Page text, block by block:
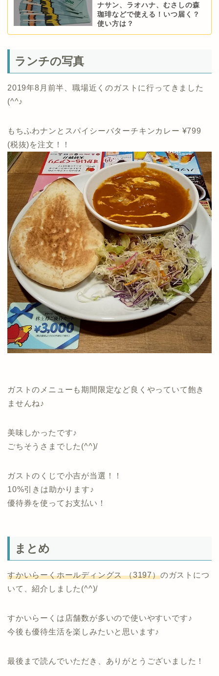
ナサン、ラオハナ、むさしの森
珈琲などで使える！いつ届く？
使い方は？
ランチの写真
2019年8月前半、職場近くのガストに行ってきました
(^^♪
もちふわナンとスパイシーバターチキンカレー ¥799
(税抜)を注文！！
ガストのメニューも期間限定など良くやっていて飽き
ませんね♪
美味しかったです♪
ごちそうさまでした(^^)/
ガストのくじで小吉が当選！！
10%引きは助かります♪
優待券を使ってお支払い！
まとめ
すかいらーくホールディングス （3197）のガストにつ
いて、紹介しました(^^)/
すかいらーくは店舗数が多いので使いやすいです♪
今後も優待生活を楽しみたいと思います♪
最後まで読んでいただき、ありがとうございました！